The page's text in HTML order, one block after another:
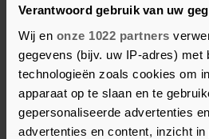
Verantwoord gebruik van uw
Wij en onze 1022 partners
gegevens (bijv. uw IP-adres) met
technologieën zoals cookies om
apparaat op te slaan en te
gepersonaliseerde advertenties
advertenties en content, inzicht in